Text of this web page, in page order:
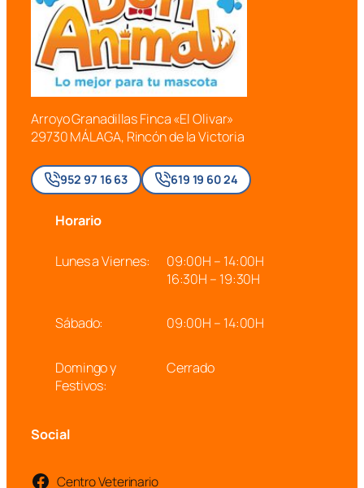
Arroyo Granadillas Finca «El Olivar»
29730 MÁLAGA, Rincón de la Victoria
952 97 16 63 619 19 60 24
Horario
Lunes a Viernes:
09:00H – 14:00H
16:30H – 19:30H
Sábado: 09:00H – 14:00H
Domingo y
Festivos:
Cerrado
Social
Centro Veterinario